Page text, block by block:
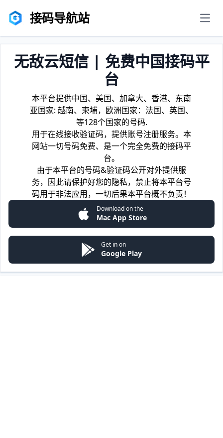
接码导航站
无敌云短信 | 免费中国接码平
台
本平台提供中国、美国、加拿大、香港、东南
亚国家: 越南、柬埔，欧洲国家：法国、英国、
等128个国家的号码.
用于在线接收验证码，提供账号注册服务。本
网站一切号码免费、是一个完全免费的接码平
台。
由于本平台的号码&验证码公开对外提供服
务，因此请保护好您的隐私，禁止将本平台号
码用于非法应用，一切后果本平台概不负责！
Download on the
Mac App Store
Get in on
Google Play